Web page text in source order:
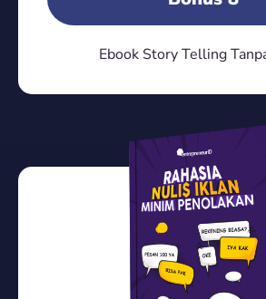
Ebook Story Telling